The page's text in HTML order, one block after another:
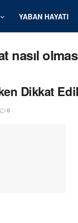
YABAN HAYATI
nasıl
Dikkat
0